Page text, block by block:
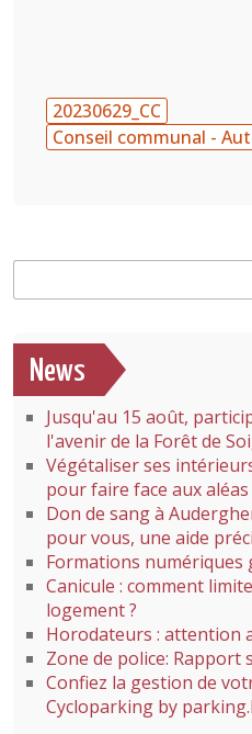
20230629_CC
Conseil communal -
News
Jusqu'au 15 août,
l'avenir de la Forêt de
Végétaliser ses
pour faire face aux
Don de sang à
pour vous, une aide
Formations numériques
Canicule : comment
logement ?
Horodateurs : attention
Zone de police: Rapport
Confiez la gestion de
Cycloparking by